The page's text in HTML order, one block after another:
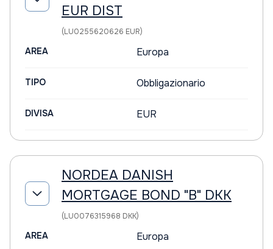
EUR DIST
(LU0255620626 EUR)
AREA Europa
TIPO Obbligazionario
DIVISA EUR
NORDEA DANISH
MORTGAGE BOND "B" DKK
(LU0076315968 DKK)
AREA Europa